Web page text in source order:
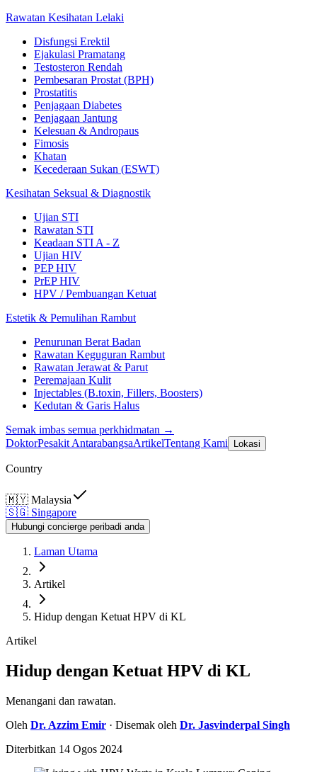
Rawatan Kesihatan Lelaki
Disfungsi Erektil
Ejakulasi Pramatang
Testosteron Rendah
Pembesaran Prostat (BPH)
Prostatitis
Penjagaan Diabetes
Penjagaan Jantung
Kelesuan & Andropaus
Fimosis
Khatan
Kecederaan Sukan (ESWT)
Kesihatan Seksual & Diagnostik
Ujian STI
Rawatan STI
Keadaan STI A - Z
Ujian HIV
PEP HIV
PrEP HIV
HPV / Pembuangan Ketuat
Estetik & Pemulihan Rambut
Penurunan Berat Badan
Rawatan Keguguran Rambut
Rawatan Jerawat & Parut
Peremajaan Kulit
Injectables (B.toxin, Fillers, Boosters)
Kedutan & Garis Halus
Semak imbas semua perkhidmatan →
DoktorPesakit AntarabangsaArtikelTentang Kami Lokasi
Country
🇲🇾 Malaysia
🇸🇬 Singapore
Hubungi concierge peribadi anda
Laman Utama
Artikel
Hidup dengan Ketuat HPV di KL
Artikel
Hidup dengan Ketuat HPV di KL
Menangani dan rawatan.
Oleh Dr. Azzim Emir · Disemak oleh Dr. Jasvinderpal Singh
Diterbitkan 14 Ogos 2024